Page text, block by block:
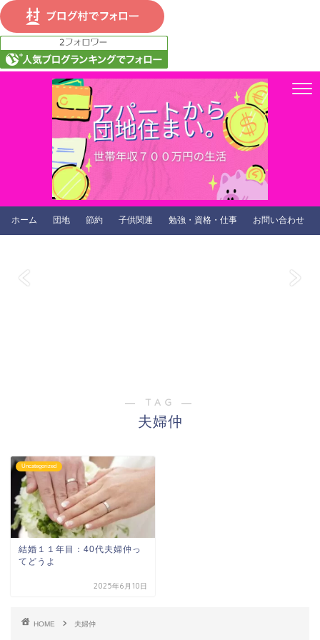
ホーム 団地 節約 子供関連 勉強・資格・仕事 お問い合わせ
― TAG ―
夫婦仲
Uncategorized
結婚１１年目：40代夫婦仲っ
てどうよ
2025年6月10日
HOME 夫婦仲